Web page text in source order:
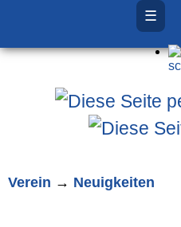
☰
Verein → Neuigkeiten